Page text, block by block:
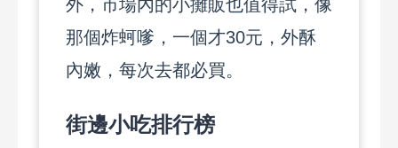
外，市場內的小攤販也值得試，像
那個炸蚵嗲，一個才30元，外酥
內嫩，每次去都必買。
街邊小吃排行榜